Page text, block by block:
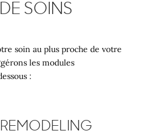
SOINS
soin au plus proche de votre
les modules
: